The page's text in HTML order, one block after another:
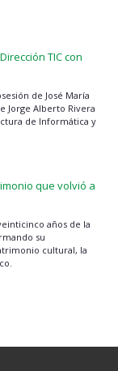
TIC con
de José María
Jorge Alberto Rivera
de Informática y
que volvió a
años de la
su
cultural, la